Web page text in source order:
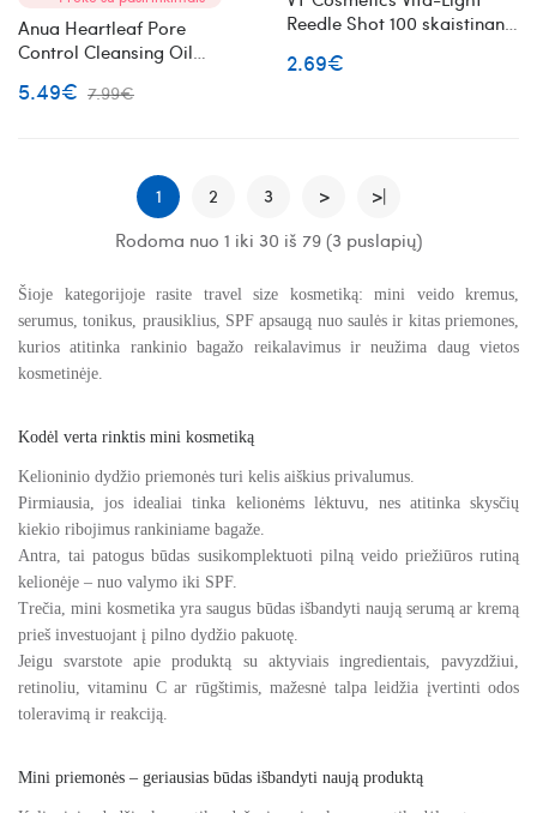
Anua Heartleaf Pore
Control Cleansing Oil
augaliniais ekstraktais mini
5.49€ 7.99€
Reedle Shot 100 skaistinanti
2.69€
1 2 3 >
>|
Rodoma nuo 1 iki 30 iš 79 (3 puslapių)
Šioje kategorijoje rasite travel size kosmetiką: mini veido kremus,
serumus, tonikus, prausiklius, SPF apsaugą nuo saulės ir kitas priemones,
kurios atitinka rankinio bagažo reikalavimus ir neužima daug vietos
kosmetinėje.
Kodėl verta rinktis mini kosmetiką
Kelioninio dydžio priemonės turi kelis aiškius privalumus.
Pirmiausia, jos idealiai tinka kelionėms lėktuvu, nes atitinka skysčių
kiekio ribojimus rankiniame bagaže.
Antra, tai patogus būdas susikomplektuoti pilną veido priežiūros rutiną
kelionėje – nuo valymo iki SPF.
Trečia, mini kosmetika yra saugus būdas išbandyti naują serumą ar kremą
prieš investuojant į pilno dydžio pakuotę.
Jeigu svarstote apie produktą su aktyviais ingredientais, pavyzdžiui,
retinoliu, vitaminu C ar rūgštimis, mažesnė talpa leidžia įvertinti odos
toleravimą ir reakciją.
Mini priemonės – geriausias būdas išbandyti naują produktą